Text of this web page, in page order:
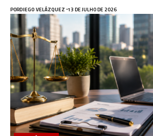
PORDIEGO VELÁZQUEZ 13 DE JULHO DE 2026